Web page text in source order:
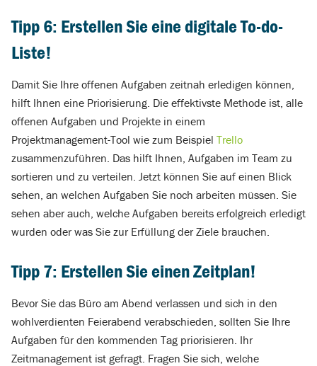
Tipp 6: Erstellen Sie eine digitale To-do-
Liste!
Damit Sie Ihre offenen Aufgaben zeitnah erledigen können,
hilft Ihnen eine Priorisierung. Die effektivste Methode ist, alle
offenen Aufgaben und Projekte in einem
Projektmanagement-Tool wie zum Beispiel Trello
zusammenzuführen. Das hilft Ihnen, Aufgaben im Team zu
sortieren und zu verteilen. Jetzt können Sie auf einen Blick
sehen, an welchen Aufgaben Sie noch arbeiten müssen. Sie
sehen aber auch, welche Aufgaben bereits erfolgreich erledigt
wurden oder was Sie zur Erfüllung der Ziele brauchen.
Tipp 7: Erstellen Sie einen Zeitplan!
Bevor Sie das Büro am Abend verlassen und sich in den
wohlverdienten Feierabend verabschieden, sollten Sie Ihre
Aufgaben für den kommenden Tag priorisieren. Ihr
Zeitmanagement ist gefragt. Fragen Sie sich, welche